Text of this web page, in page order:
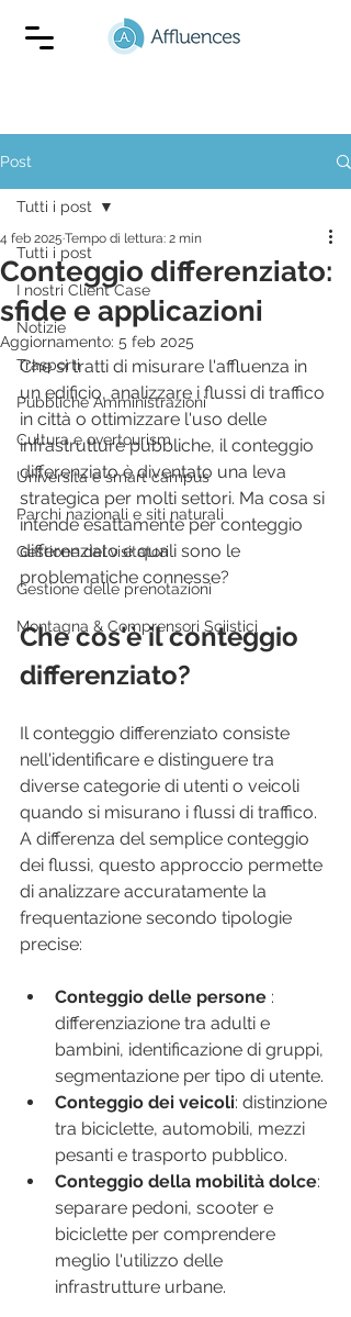
Post
Tutti i post
I nostri Client Case
Notizie
Trasporti
Pubbliche Amministrazioni
Cultura e overtourism
Universita e smart campus
Parchi nazionali e siti naturali
Gestione dei visitatori
Gestione delle prenotazioni
Montagna & Comprensori Sciistici
Tutti i post
Conteggio differenziato:
sfide e applicazioni
4 feb 2025 Tempo di lettura: 2 min
Aggiornamento: 5 feb 2025
Che si tratti di misurare l'affluenza in
un edificio, analizzare i flussi di traffico
in città o ottimizzare l'uso delle
infrastrutture pubbliche, il conteggio
differenziato è diventato una leva
strategica per molti settori. Ma cosa si
intende esattamente per conteggio
differenziato e quali sono le
problematiche connesse?
Che cos'è il conteggio
differenziato?
Il conteggio differenziato consiste
nell'identificare e distinguere tra
diverse categorie di utenti o veicoli
quando si misurano i flussi di traffico.
A differenza del semplice conteggio
dei flussi, questo approccio permette
di analizzare accuratamente la
frequentazione secondo tipologie
precise:
Conteggio delle persone :
differenziazione tra adulti e
bambini, identificazione di gruppi,
segmentazione per tipo di utente.
Conteggio dei veicoli: distinzione
tra biciclette, automobili, mezzi
pesanti e trasporto pubblico.
Conteggio della mobilità dolce:
separare pedoni, scooter e
biciclette per comprendere
meglio l'utilizzo delle
infrastrutture urbane.